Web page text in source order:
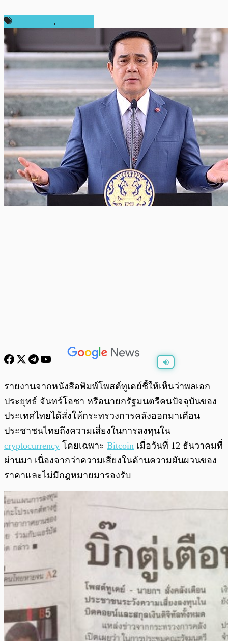
,
0:00
รายงานจากหนังสือพิมพ์โพสต์ทูเดย์ชี้ให้เห็นว่าพลเอก
ประยุทธ์ จันทร์โอชา หรือนายกรัฐมนตรีคนปัจจุบันของ
ประเทศไทยได้สั่งให้กระทรวงการคลังออกมาเตือน
ประชาชนไทยถึงความเสี่ยงในการลงทุนใน
cryptocurrency โดยเฉพาะ Bitcoin เมื่อวันที่ 12 ธันวาคมที่
ผ่านมา เนื่องจากว่าความเสี่ยงในด้านความผันผวนของ
ราคาและไม่มีกฎหมายมารองรับ